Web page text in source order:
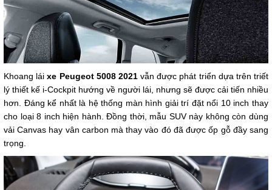
Khoang láixe Peugeot 5008 2021vẫn được phát triển dựa trên triết
lý thiết kế i-Cockpit hướng về người lái, nhưng sẽ được cải tiến nhiều
hơn. Đáng kể nhất là hệ thống màn hình giải trí đặt nổi 10 inch thay
cho loại 8 inch hiện hành. Đồng thời, mẫu SUV này không còn dùng
vải Canvas hay vân carbon mà thay vào đó đã được ốp gỗ đầy sang
trọng.